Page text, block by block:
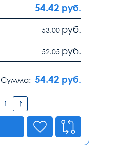
54.42 руб.
53.00 руб.
52.05 руб.
Сумма: 54.42 руб.